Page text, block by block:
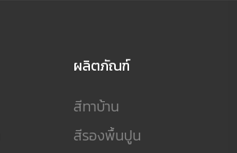
ผลิตภัณฑ์
สีทาบ้าน
สีรองพื้นปูน